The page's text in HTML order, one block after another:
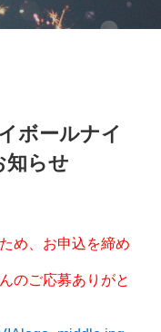
ボールナイ
知らせ
め、お申込を締め
のご応募ありがと